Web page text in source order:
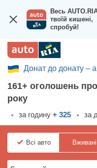
Весь
твоїй кишені,
спробуй!
Увійти в кабінет
Збір на авто для ЗСУ
Вживані авто
Нові авто
Новини
Донат до донату –
161+ оголошень
року
за годину + 325 за
Всі авто Вживані